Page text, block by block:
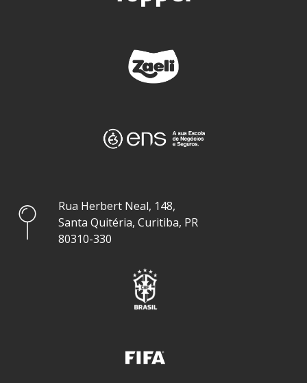
Rua Herbert Neal, 148,
Santa Quitéria, Curitiba, PR
80310-330